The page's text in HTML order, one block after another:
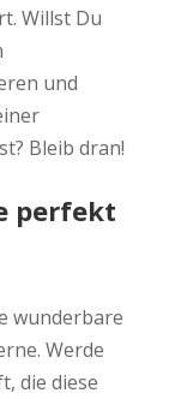
Willst Du
und
Bleib dran!
perfekt
wunderbare
Werde
die diese